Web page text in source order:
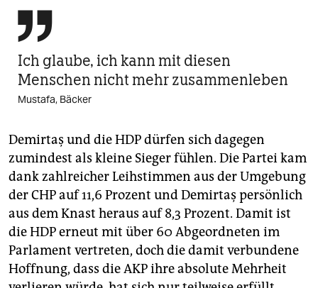

Ich glaube, ich kann mit diesen
Menschen nicht mehr zusam­men­leben
Mustafa, Bäcker
Demirtaş und die HDP dürfen sich dagegen
zumindest als kleine Sieger fühlen. Die Partei kam
dank zahlreicher Leihstimmen aus der Umgebung
der CHP auf 11,6 Prozent und Demirtaş persönlich
aus dem Knast heraus auf 8,3 Prozent. Damit ist
die HDP erneut mit über 60 Abgeordneten im
Parlament vertreten, doch die damit verbundene
Hoffnung, dass die AKP ihre absolute Mehrheit